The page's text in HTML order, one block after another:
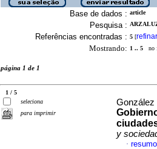
Base de dados : article
Pesquisa :
Referências encontradas : 5 [refinar
Mostrando: 1 .. 5 no
página 1 de 1
1 / 5
seleciona
para imprimir
González
y
·